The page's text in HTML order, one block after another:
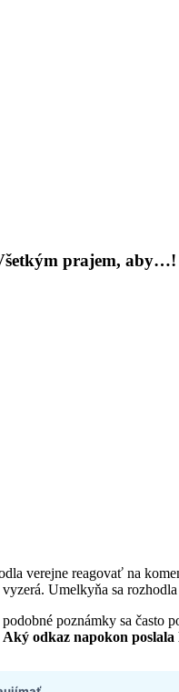
prajem, aby…!
verejne reagovať na
Umelkyňa sa
poznámky sa
Aký odkaz napokon